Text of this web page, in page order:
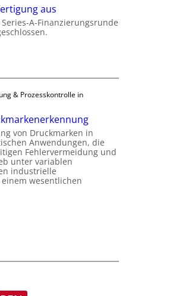
aus
A-Finanzierungsrunde
& Prozesskontrolle in
von Druckmarken in
Anwendungen, die
Fehlervermeidung und
unter variablen
industrielle
wesentlichen